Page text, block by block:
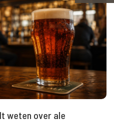
weten over ale